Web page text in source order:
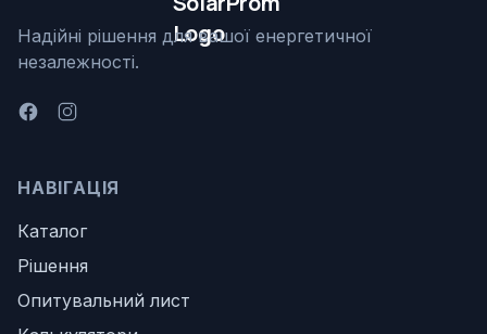
Надійні рішення для вашої енергетичної
незалежності.
НАВІГАЦІЯ
Каталог
Рішення
Опитувальний лист